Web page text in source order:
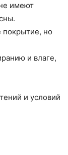
имеют
но
и влаге,
и условий